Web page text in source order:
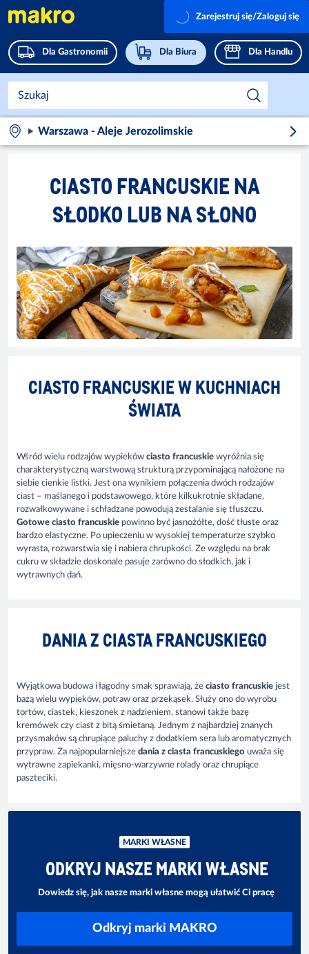
Dla Gastronomii Dla Biura Dla Handlu
Zarejestruj się/Zaloguj się
Warszawa - Aleje Jerozolimskie
CIASTO FRANCUSKIE NA
SŁODKO LUB NA SŁONO
CIASTO FRANCUSKIE W KUCHNIACH
ŚWIATA
Wśród wielu rodzajów wypieków ciasto francuskie wyróżnia się
charakterystyczną warstwową strukturą przypominającą nałożone na
siebie cienkie listki. Jest ona wynikiem połączenia dwóch rodzajów
ciast – maślanego i podstawowego, które kilkukrotnie składane,
rozwałkowywane i schładzane powodują zestalanie się tłuszczu.
Gotowe ciasto francuskie powinno być jasnożółte, dość tłuste oraz
bardzo elastyczne. Po upieczeniu w wysokiej temperaturze szybko
wyrasta, rozwarstwia się i nabiera chrupkości. Ze względu na brak
cukru w składzie doskonale pasuje zarówno do słodkich, jak i
wytrawnych dań.
DANIA Z CIASTA FRANCUSKIEGO
Wyjątkowa budowa i łagodny smak sprawiają, że ciasto francuskie jest
bazą wielu wypieków, potraw oraz przekąsek. Służy ono do wyrobu
tortów, ciastek, kieszonek z nadzieniem, stanowi także bazę
kremówek czy ciast z bitą śmietaną. Jednym z najbardziej znanych
przysmaków są chrupiące paluchy z dodatkiem sera lub aromatycznych
przypraw. Za najpopularniejsze dania z ciasta francuskiego uważa się
wytrawne zapiekanki, mięsno-warzywne rolady oraz chrupiące
paszteciki.
MARKI WŁASNE
ODKRYJ NASZE MARKI WŁASNE
Dowiedz się, jak nasze marki własne mogą ułatwić Ci pracę
Odkryj marki MAKRO